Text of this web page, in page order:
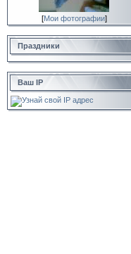
[Мои фотографии]
Праздники
Ваш IP